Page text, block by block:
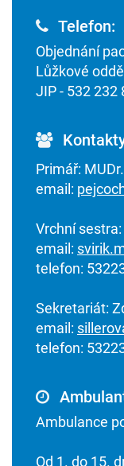
Telefon:
Objednání
Lůžkové
JIP - 532 232
Primář:
email:
Vrchní
email:
telefon:
Sekretariát:
email:
telefon:
Ambulance
Od 1. do 15.